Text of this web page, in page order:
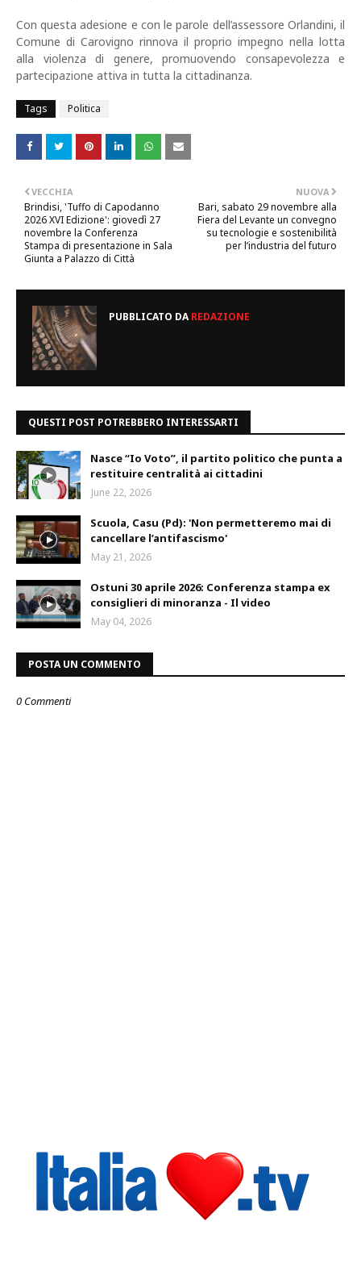
Con questa adesione e con le parole dell’assessore Orlandini, il
Comune di Carovigno rinnova il proprio impegno nella lotta
alla violenza di genere, promuovendo consapevolezza e
partecipazione attiva in tutta la cittadinanza.
Tags Politica
NUOVA
Bari, sabato 29 novembre alla
Fiera del Levante un convegno
su tecnologie e sostenibilità
per l’industria del futuro
VECCHIA
Brindisi, 'Tuffo di Capodanno
2026 XVI Edizione': giovedì 27
novembre la Conferenza
Stampa di presentazione in Sala
Giunta a Palazzo di Città
PUBBLICATO DAREDAZIONE
QUESTI POST POTREBBERO INTERESSARTI
Nasce “Io Voto”, il partito politico che punta a
restituire centralità ai cittadini
June 22, 2026
Scuola, Casu (Pd): 'Non permetteremo mai di
cancellare l’antifascismo'
May 21, 2026
Ostuni 30 aprile 2026: Conferenza stampa ex
consiglieri di minoranza - Il video
May 04, 2026
POSTA UN COMMENTO
0 Commenti